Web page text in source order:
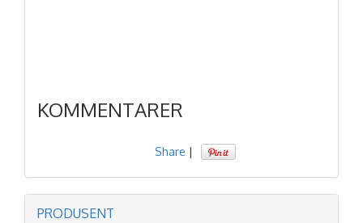
KOMMENTARER
Share |
PRODUSENT